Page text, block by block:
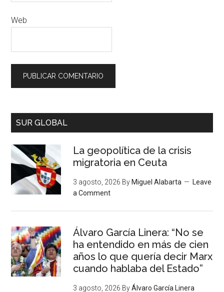
Web
SUR GLOBAL
La geopolítica de la crisis
migratoria en Ceuta
3 agosto, 2026 By Miguel Alabarta
Leave
a Comment
Álvaro García Linera: “No se
ha entendido en más de cien
años lo que quería decir Marx
cuando hablaba del Estado”
3 agosto, 2026 ByÁlvaro García Linera